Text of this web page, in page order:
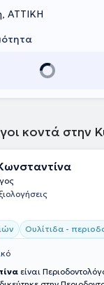
ΑΤΤΙΚΗ
κοντά στην
Ουλίτιδα -
είναι